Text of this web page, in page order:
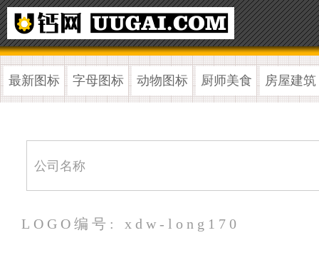
最新图标 字母图标 动物图标 厨师美食 房屋建筑
LOGO编号: xdw-long170